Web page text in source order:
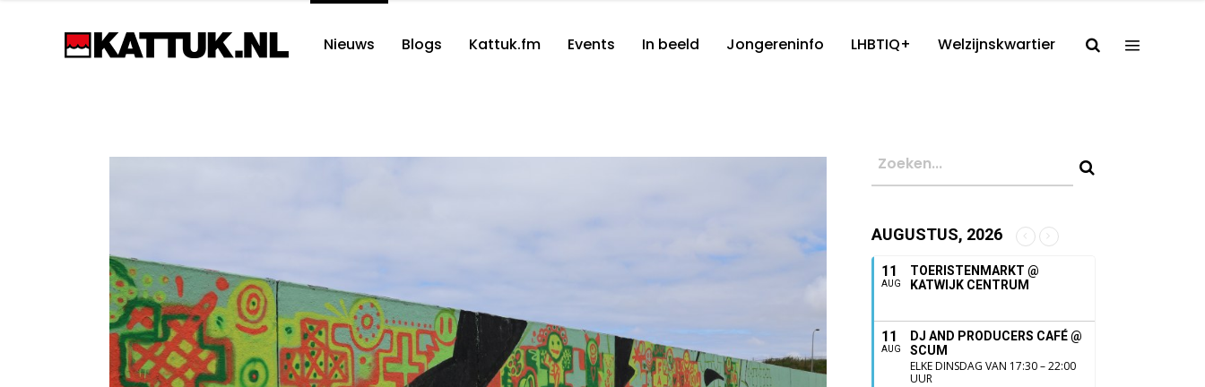
Nieuws Blogs Kattuk.fm Events In beeld Jongereninfo LHBTIQ+ Welzijnskwartier
AUGUSTUS, 2026
11
AUG
TOERISTENMARKT @
KATWIJK CENTRUM
11
AUG
DJ AND PRODUCERS CAFÉ @
SCUM
ELKE DINSDAG VAN 17:30 – 22:00
UUR